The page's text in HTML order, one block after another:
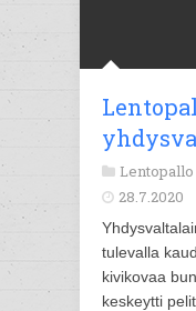
Lentopallo
28.7.2020
tulevalla
kivikovaa
keskeytti pelit.